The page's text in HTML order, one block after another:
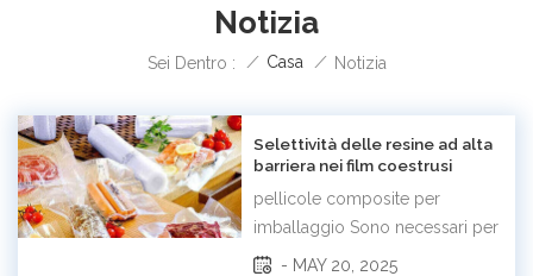
Notizia
Sei Dentro : / Casa / Notizia
Selettività delle resine ad alta
barriera nei film coestrusi
pellicole composite per
imballaggio Sono necessari per
prodotti avicoli, tè e caffè,
- MAY 20, 2025